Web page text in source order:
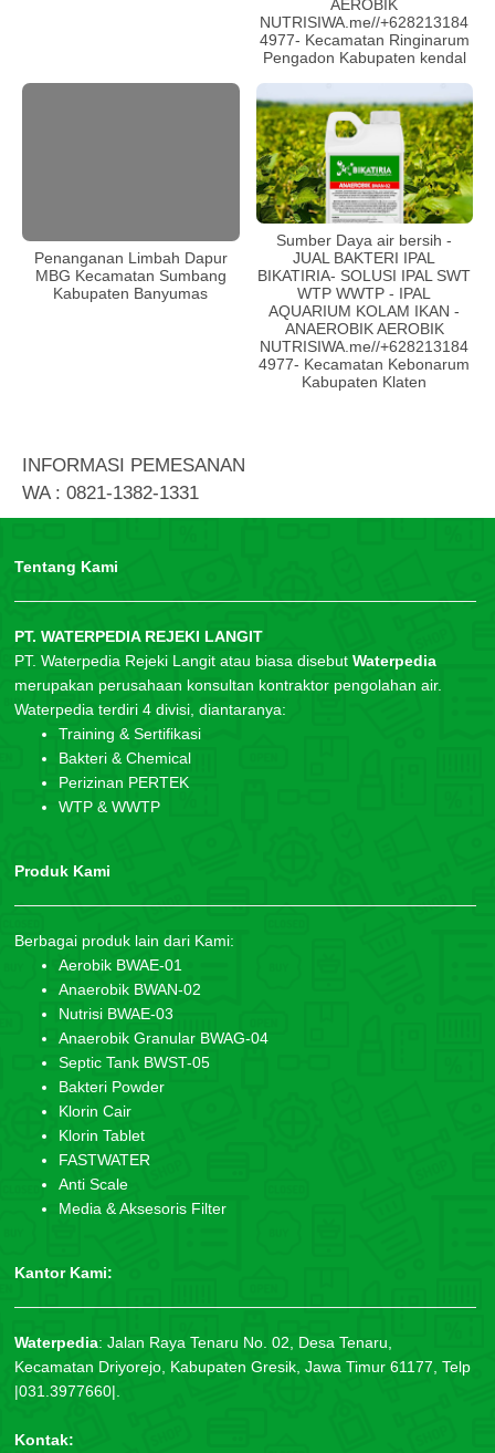
AEROBIK
NUTRISIWA.me//+628213184
4977- Kecamatan Ringinarum
Pengadon Kabupaten kendal
Penanganan Limbah Dapur
MBG Kecamatan Sumbang
Kabupaten Banyumas
Sumber Daya air bersih -
JUAL BAKTERI IPAL
BIKATIRIA- SOLUSI IPAL SWT
WTP WWTP - IPAL
AQUARIUM KOLAM IKAN -
ANAEROBIK AEROBIK
NUTRISIWA.me//+628213184
4977- Kecamatan Kebonarum
Kabupaten Klaten
INFORMASI PEMESANAN
WA : 0821-1382-1331
Tentang Kami
PT. WATERPEDIA REJEKI LANGIT
PT. Waterpedia Rejeki Langit atau biasa disebut Waterpedia
merupakan perusahaan konsultan kontraktor pengolahan air.
Waterpedia terdiri 4 divisi, diantaranya:
Training & Sertifikasi
Bakteri & Chemical
Perizinan PERTEK
WTP & WWTP
Produk Kami
Berbagai produk lain dari Kami:
Aerobik BWAE-01
Anaerobik BWAN-02
Nutrisi BWAE-03
Anaerobik Granular BWAG-04
Septic Tank BWST-05
Bakteri Powder
Klorin Cair
Klorin Tablet
FASTWATER
Anti Scale
Media & Aksesoris Filter
Kantor Kami:
Waterpedia: Jalan Raya Tenaru No. 02, Desa Tenaru,
Kecamatan Driyorejo, Kabupaten Gresik, Jawa Timur 61177, Telp
|031.3977660|.
Kontak: